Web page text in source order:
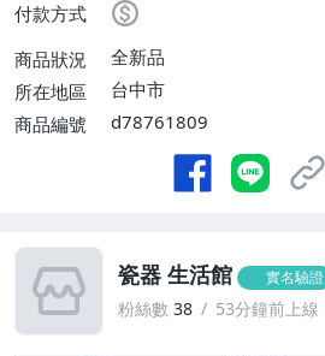
付款方式
商品狀況
全新品
所在地區
台中市
商品編號
d78761809
瓷器 生活館 實名驗證
粉絲數 38 53分鐘前上線